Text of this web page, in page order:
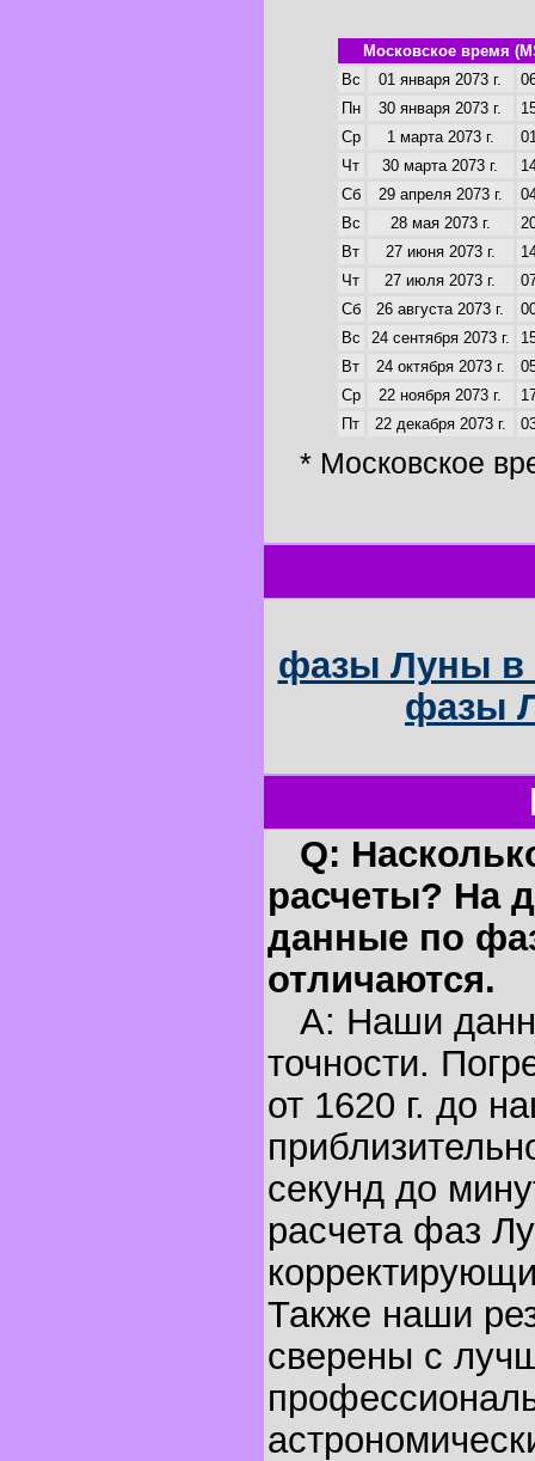
Московское время
Вс
01 января 2073 г.
Пн
30 января 2073 г.
Ср
1 марта 2073 г.
Чт
30 марта 2073 г.
Сб
29 апреля 2073 г.
Вс
28 мая 2073 г.
Вт
27 июня 2073 г.
Чт
27 июля 2073 г.
Сб
26 августа 2073 г.
Вс
24 сентября 2073 г.
Вт
24 октября 2073 г.
Ср
22 ноября 2073 г.
Пт
22 декабря 2073 г.
* Московское
фазы Луны в
фазы
Q:
расчеты? На
данные по
отличаются.
A: Наши
точности.
от 1620 г. до
секунд до
расчета фаз
Также наши
сверены с